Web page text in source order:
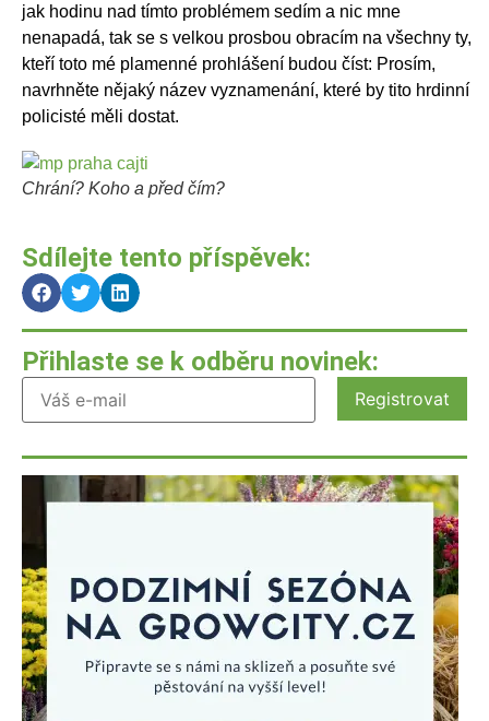
jak hodinu nad tímto problémem sedím a nic mne
nenapadá, tak se s velkou prosbou obracím na všechny ty,
kteří toto mé plamenné prohlášení budou číst: Prosím,
navrhněte nějaký název vyznamenání, které by tito hrdinní
policisté měli dostat.
Chrání? Koho a před čím?
Sdílejte tento příspěvek:
Přihlaste se k odběru novinek: